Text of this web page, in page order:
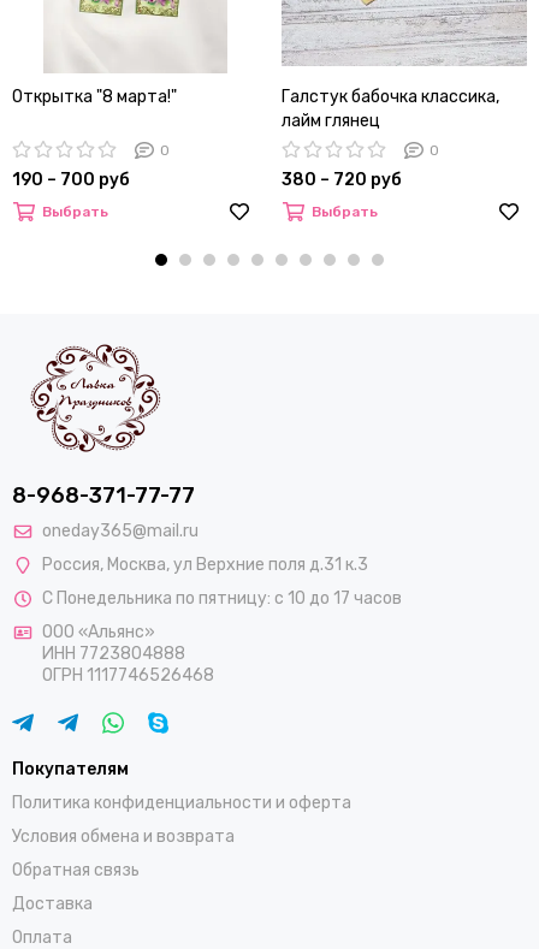
Открытка "8 марта!"
0
190 – 700 руб
Выбрать
Галстук бабочка классика,
лайм глянец
0
380 – 720 руб
Выбрать
8-968-371-77-77
oneday365@mail.ru
Россия, Москва,ул Верхние поля д.31 к.3
С Понедельника по пятницу: с 10 до 17 часов
ООО «Альянс»
ИНН 7723804888
ОГРН 1117746526468
Покупателям
Политика конфиденциальности и оферта
Условия обмена и возврата
Обратная связь
Доставка
Оплата